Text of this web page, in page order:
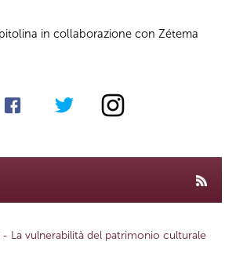
in collaborazione con Zétema
La vulnerabilità del patrimonio culturale